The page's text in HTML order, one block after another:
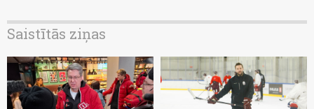
Saistītās ziņas